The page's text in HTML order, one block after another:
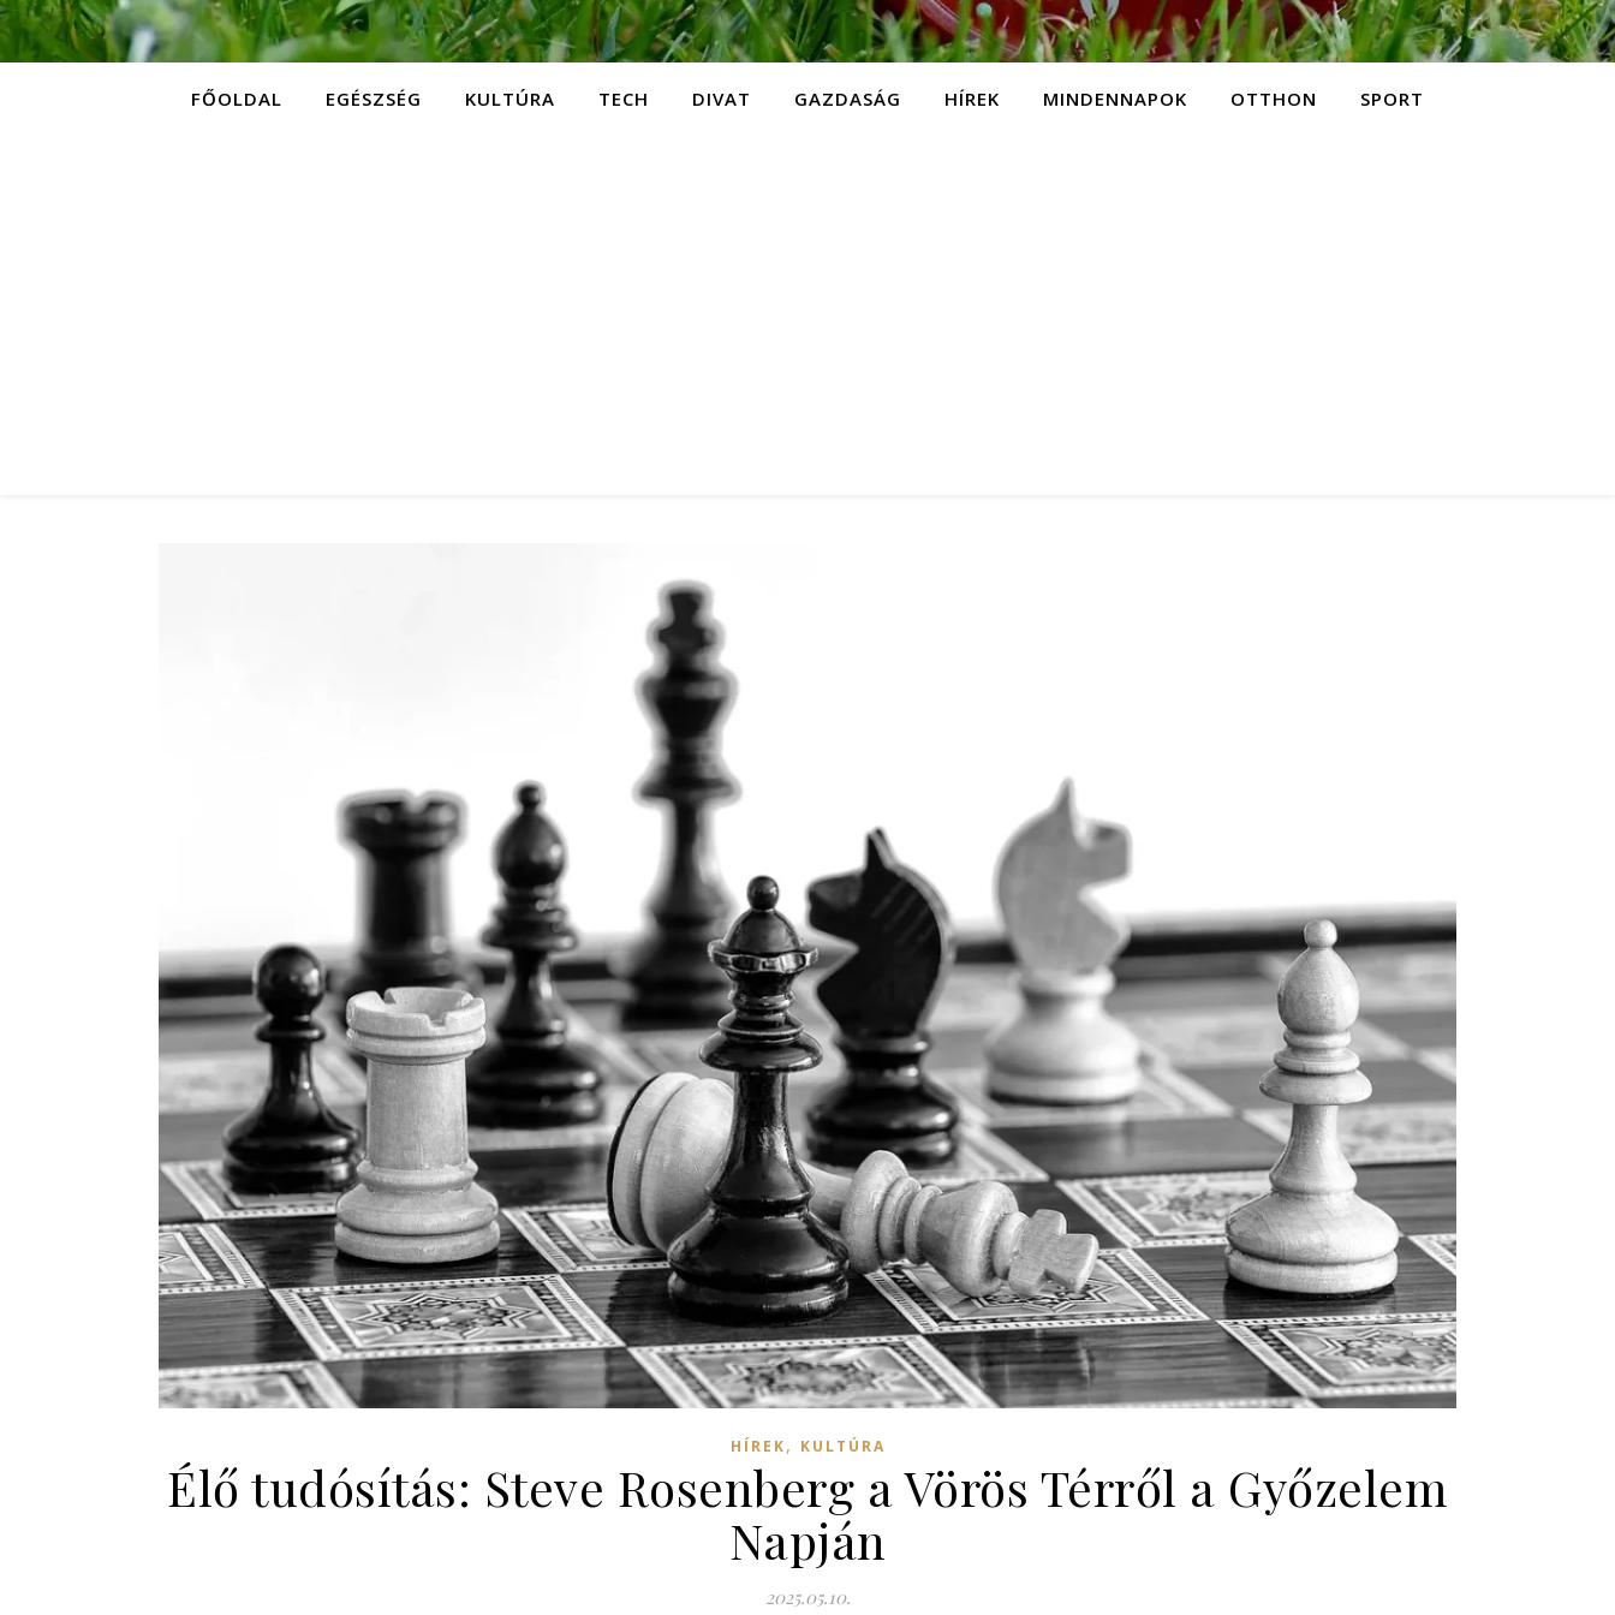
FŐOLDAL EGÉSZSÉG KULTÚRA TECH DIVAT GAZDASÁG HÍREK MINDENNAPOK OTTHON SPORT
HÍREK, KULTÚRA
Élő tudósítás: Steve Rosenberg a Vörös Térről a Győzelem
Napján
2025.05.10.